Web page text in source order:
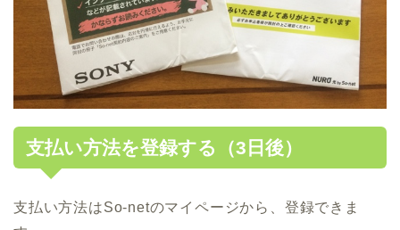
支払い方法を登録する（3日後）
支払い方法はSo-netのマイページから、登録できま